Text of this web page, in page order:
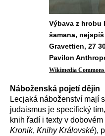
Výbava z hrobu
šamana,
Gravettien, 27
Pavilon
Wikimedia
Náboženská pojetí dějin
Lecjaká náboženství mají
judaismus je specifický
knih řadí i texty v
Kronik, Knihy Královské),